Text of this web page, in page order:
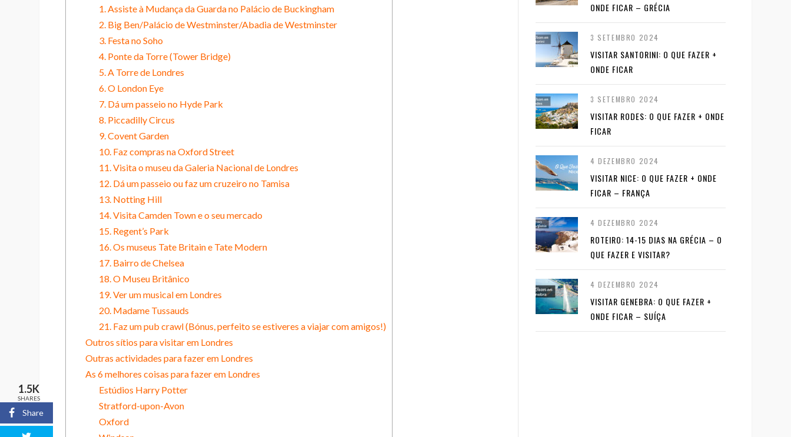
1. Assiste à Mudança da Guarda no Palácio de Buckingham
2. Big Ben/Palácio de Westminster/Abadia de Westminster
3. Festa no Soho
4. Ponte da Torre (Tower Bridge)
5. A Torre de Londres
6. O London Eye
7. Dá um passeio no Hyde Park
8. Piccadilly Circus
9. Covent Garden
10. Faz compras na Oxford Street
11. Visita o museu da Galeria Nacional de Londres
12. Dá um passeio ou faz um cruzeiro no Tamisa
13. Notting Hill
14. Visita Camden Town e o seu mercado
15. Regent’s Park
16. Os museus Tate Britain e Tate Modern
17. Bairro de Chelsea
18. O Museu Britânico
19. Ver um musical em Londres
20. Madame Tussauds
21. Faz um pub crawl (Bónus, perfeito se estiveres a viajar com amigos!)
Outros sítios para visitar em Londres
Outras actividades para fazer em Londres
As 6 melhores coisas para fazer em Londres
Estúdios Harry Potter
Stratford-upon-Avon
Oxford
ONDE FICAR – GRÉCIA
3 SETEMBRO 2024
VISITAR SANTORINI: O QUE FAZER +
ONDE FICAR
3 SETEMBRO 2024
VISITAR RODES: O QUE FAZER + ONDE
FICAR
4 DEZEMBRO 2024
VISITAR NICE: O QUE FAZER + ONDE
FICAR – FRANÇA
4 DEZEMBRO 2024
ROTEIRO: 14-15 DIAS NA GRÉCIA – O
QUE FAZER E VISITAR?
4 DEZEMBRO 2024
VISITAR GENEBRA: O QUE FAZER +
ONDE FICAR – SUÍÇA
1.5K
SHARES
Share